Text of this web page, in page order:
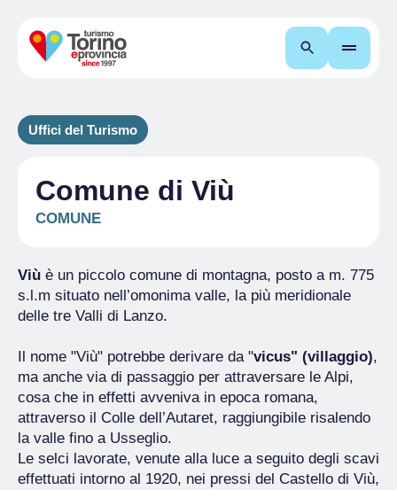
Cerca
Uffici del Turismo
Comune di Viù
COMUNE
Viù è un piccolo comune di montagna, posto a m. 775
s.l.m situato nell’omonima valle, la più meridionale
delle tre Valli di Lanzo.
Il nome "Viù" potrebbe derivare da "vicus" (villaggio),
ma anche via di passaggio per attraversare le Alpi,
cosa che in effetti avveniva in epoca romana,
attraverso il Colle dell’Autaret, raggiungibile risalendo
la valle fino a Usseglio.
Le selci lavorate, venute alla luce a seguito degli scavi
effettuati intorno al 1920, nei pressi del Castello di Viù,